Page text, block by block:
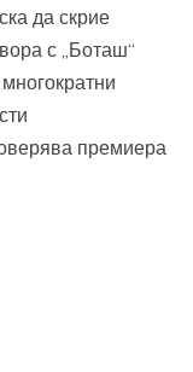
да скрие
с „Боташ“
премиера